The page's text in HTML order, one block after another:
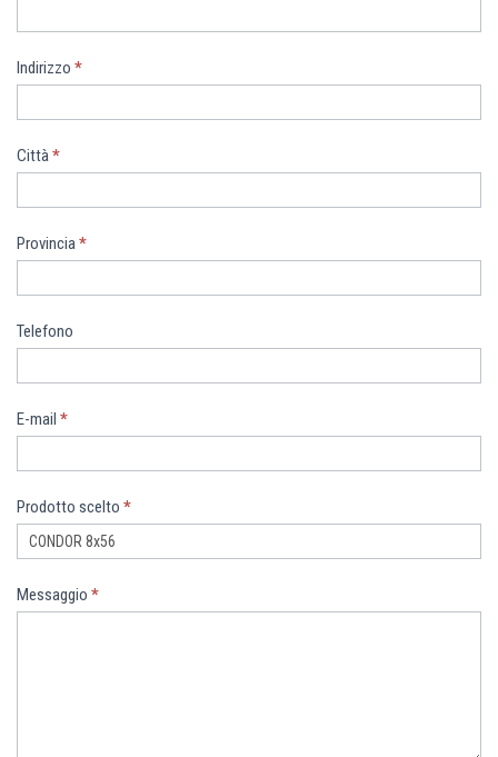
Indirizzo *
Città*
Provincia*
Telefono
E-mail *
Prodotto scelto *
Messaggio *